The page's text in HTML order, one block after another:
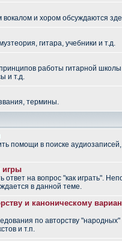
и хором обсуждаются
гитара, учебники и т.д.
работы гитарной
и т.д.
термины.
помощи в поиске аудиозаписей,
игры
ответ на вопрос "как играть".
в данной теме.
и каноническому
по авторству "народных"
и т.п.